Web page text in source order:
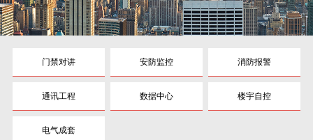
门禁对讲 安防监控 消防报警
通讯工程 数据中心 楼宇自控
电气成套